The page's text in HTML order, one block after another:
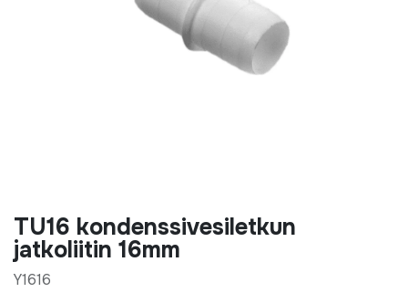
TU16 kondenssivesiletkun
jatkoliitin 16mm
Y1616